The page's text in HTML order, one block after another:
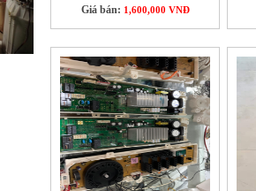
Giá bán: 1,600,000 VNĐ